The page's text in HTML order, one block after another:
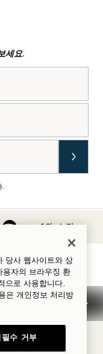
1의 소리
세요.
.
인
서
문
기
에서
1
Hotels
하기
당사 웹사이트와 상
용자의 브라우징 환
으로 사용합니다.
은 개인정보 처리방
필수 거부